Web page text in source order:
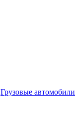
Грузовые автомобили